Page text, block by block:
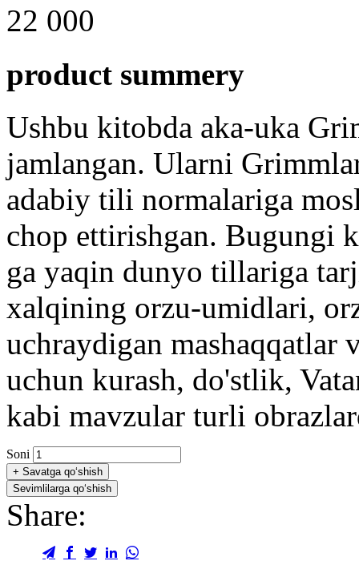
22 000
product summery
Ushbu kitobda aka-uka
jamlangan. Ularni
adabiy tili normalariga
chop ettirishgan. Bugungi
ga yaqin dunyo tillariga
xalqining orzu-umidlari,
uchraydigan
uchun kurash, do'stlik,
kabi mavzular turli
Soni
+ Savatga qo‘shish
Sevimlilarga qo‘shish
Share: